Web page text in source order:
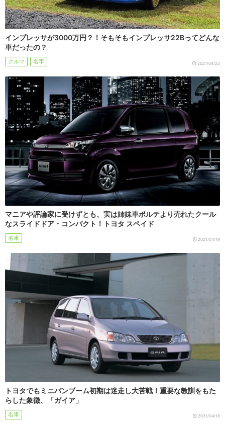
インプレッサが3000万円？！そもそもインプレッサ22Bってどんな
車だったの？
クルマ 名車 2021/04/23
マニアや評論家に受けずとも、実は姉妹車ポルテより売れたクール
なスライドドア・コンパクト！トヨタ スペイド
名車 2021/04/19
トヨタでもミニバンブーム初期は迷走し大苦戦！重要な教訓をもた
らした象徴、「ガイア」
名車 2021/04/18